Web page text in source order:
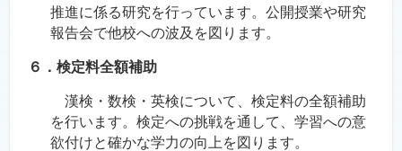
推進に係る研究を行っています。公開授業や研究
報告会で他校への波及を図ります。
６．検定料全額補助
漢検・数検・英検について、検定料の全額補助
を行います。検定への挑戦を通して、学習への意
欲付けと確かな学力の向上を図ります。